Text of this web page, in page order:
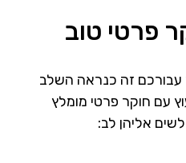
פרטי טוב
עבורכם זה כנראה השלב
עם חוקר פרטי מומלץ